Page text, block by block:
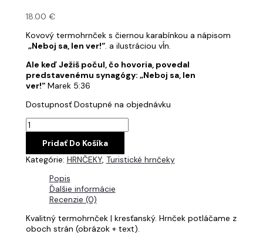
18.00 €
Kovový termohrnček s čiernou karabínkou a nápisom
„Neboj sa, len ver!“. a ilustráciou vĺn.
Ale keď Ježiš počul, čo hovoria, povedal
predstavenému synagógy: „Neboj sa, len
ver!“Marek 5:36
Dostupnosť Dostupné na objednávku
Pridať Do Košíka
Kategórie: HRNČEKY, Turistické hrnčeky
Popis
Ďalšie informácie
Recenzie (0)
Kvalitný termohrnček | kresťanský. Hrnček potláčame z
oboch strán (obrázok + text).